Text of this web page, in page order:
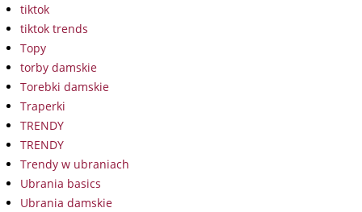
tiktok
tiktok trends
Topy
torby damskie
Torebki damskie
Traperki
TRENDY
TRENDY
Trendy w ubraniach
Ubrania basics
Ubrania damskie